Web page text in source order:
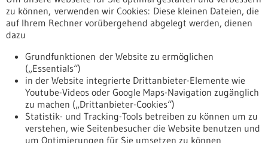
info(at)hippandson.com
www.hippandson.com
Zurück zur Ergebnisliste
Nach oben
zu können, verwenden wir Cookies: Diese kleinen Dateien, die
auf Ihrem Rechner vorübergehend abgelegt werden, dienen
dazu
Grundfunktionen der Website zu ermöglichen
(„Essentials“)
in der Website integrierte Drittanbieter-Elemente wie
Youtube-Videos oder Google Maps-Navigation zugänglich
zu machen („Drittanbieter-Cookies“)
Statistik- und Tracking-Tools betreiben zu können um zu
verstehen, wie Seitenbesucher die Website benutzen und
um Optimierungen für Sie umsetzen zu können